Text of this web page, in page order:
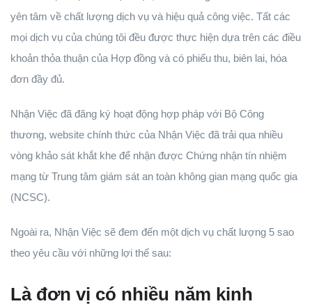
yên tâm về chất lượng dịch vụ và hiệu quả công việc. Tất các
mọi dịch vụ của chúng tôi đều được thực hiện dựa trên các điều
khoản thỏa thuận của Hợp đồng và có phiếu thu, biên lai, hóa
đơn đầy đủ.
Nhận Việc đã đăng ký hoạt động hợp pháp với Bộ Công
thương, website chính thức của Nhận Việc đã trải qua nhiều
vòng khảo sát khắt khe để nhận được Chứng nhận tín nhiệm
mạng từ Trung tâm giám sát an toàn không gian mạng quốc gia
(NCSC).
Ngoài ra, Nhận Việc sẽ đem đến một dịch vụ chất lượng 5 sao
theo yêu cầu với những lợi thế sau:
Là đơn vị có nhiều năm kinh